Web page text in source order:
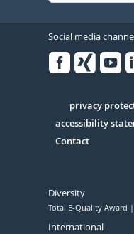
Social media
Serivce
privacy
accessibility
Contact
Diversity
Total E-Quality Award
International